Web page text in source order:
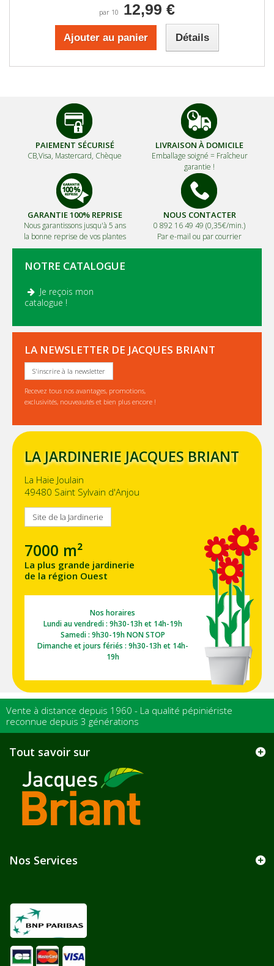
par 10 12,99 €
Ajouter au panier Détails
PAIEMENT SÉCURISÉ
CB,Visa, Mastercard, Chèque
LIVRAISON À DOMICILE
Emballage soigné = Fraîcheur
garantie !
GARANTIE 100% REPRISE
Nous garantissons jusqu'à 5 ans
la bonne reprise de vos plantes
NOUS CONTACTER
0 892 16 49 49 (0,35€/min.)
Par e-mail ou par courrier
NOTRE CATALOGUE
Je reçois mon
catalogue !
LA NEWSLETTER DE JACQUES BRIANT
S'inscrire à la newsletter
Recevez tous nos avantages, promotions,
exclusivités, nouveautés et bien plus encore !
LA JARDINERIE JACQUES BRIANT
La Haie Joulain
49480 Saint Sylvain d'Anjou
Site de la Jardinerie
7000 m²
La plus grande jardinerie
de la région Ouest
Nos horaires
Lundi au vendredi : 9h30-13h et 14h-19h
Samedi : 9h30-19h NON STOP
Dimanche et jours fériés : 9h30-13h et 14h-
19h
Vente à distance depuis 1960 - La qualité pépiniériste
reconnue depuis 3 générations
Tout savoir sur
Nos Services